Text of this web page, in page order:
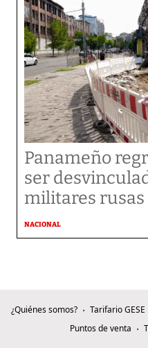
Panameño
ser
militares rusas
NACIONAL
¿Quiénes somos? Tarifario GESE
Puntos de venta